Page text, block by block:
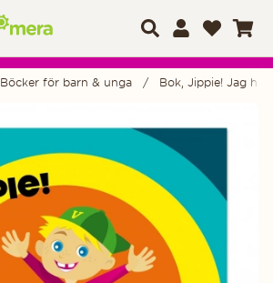
Böcker för barn & unga Bok, Jippie! Jag har